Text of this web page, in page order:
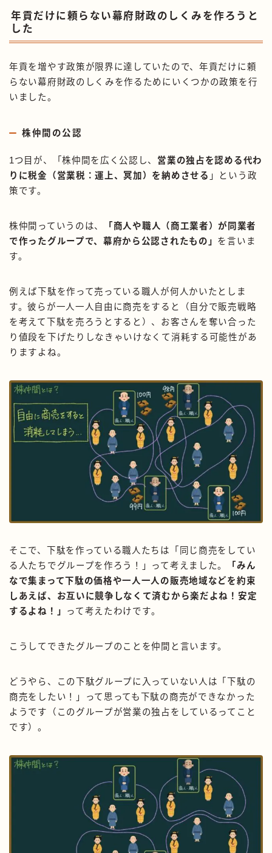
年貢だけに頼らない幕府財政のしくみを作ろうと
した
年貢を増やす政策が限界に達していたので、年貢だけに頼
らない幕府財政のしくみを作るためにいくつかの政策を行
いました。
株仲間の公認
1つ目が、「株仲間を広く公認し、 営業の独占を認める代わ
りに税金（営業税：運上、冥加）を納めさせる 」という政
策です。
株仲間っていうのは、
「商人や職人（商工業者）が同業者
で作ったグループで、幕府から公認されたもの」 を言いま
す。
例えば下駄を作って売っている職人が何人かいたとしま
す。彼らが一人一人自由に商売をすると（自分で販売戦略
を考えて下駄を売ろうとすると）、お客さんを奪い合った
り値段を下げたりしなきゃいけなくて消耗する可能性があ
りますよね。
そこで、下駄を作っている職人たちは「同じ商売をしてい
る人たちでグループを作ろう！」って考えました。
「みん
なで集まって下駄の価格や一人一人の販売地域などを約束
しあえば、お互いに競争しなくて済むから楽だよね！安定
するよね！」
って考えたわけです。
こうしてできたグループのことを仲間と言います。
どうやら、この下駄グループに入っていない人は「下駄の
商売をしたい！」って思っても下駄の商売ができなかった
ようです（このグループが営業の独占をしているってこと
です）。